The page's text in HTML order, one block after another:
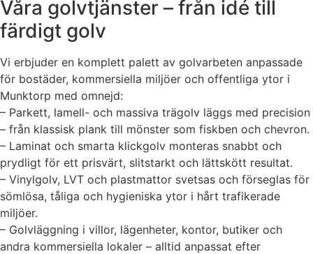
Våra golvtjänster – från idé till
färdigt golv
Vi erbjuder en komplett palett av golvarbeten anpassade
för bostäder, kommersiella miljöer och offentliga ytor i
Munktorp med omnejd:
– Parkett, lamell- och massiva trägolv läggs med precision
– från klassisk plank till mönster som fiskben och chevron.
– Laminat och smarta klickgolv monteras snabbt och
prydligt för ett prisvärt, slitstarkt och lättskött resultat.
– Vinylgolv, LVT och plastmattor svetsas och förseglas för
sömlösa, tåliga och hygieniska ytor i hårt trafikerade
miljöer.
– Golvläggning i villor, lägenheter, kontor, butiker och
andra kommersiella lokaler – alltid anpassat efter